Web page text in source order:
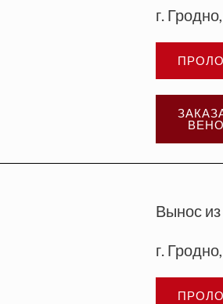
г.
Вынос
г.